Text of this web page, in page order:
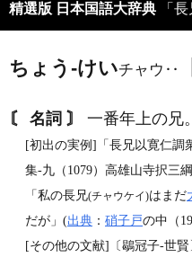
精選版 日本国語大辞典 「
ちょう‐けいチャウ‥
〘 名詞 〙 一番年上の兄
[初出の実例]「長兄以寛仁調
集‐九（1079）高雄山寺択三
「私の長兄(チャウケイ)はまだ
だが」(出典 ： 硝子戸の中（
[その他の文献]〔鶡冠子‐世賢